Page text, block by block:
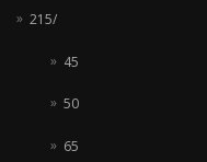
215/
45
50
65